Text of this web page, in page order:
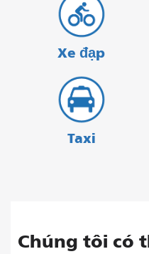
Xe đạp
Taxi
Chúng tôi có